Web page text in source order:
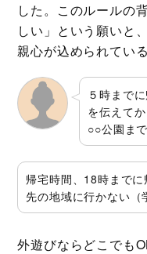
した。このルールの
しい」という願いと
親心が込められてい
５時まで
を伝えて
○○公園ま
帰宅時間、18時まで
先の地域に行かない（
外遊びならどこでも